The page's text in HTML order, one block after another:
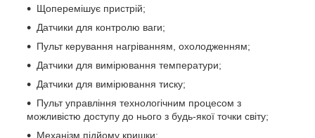
Щоперемішує пристрій;
Датчики для контролю ваги;
Пульт керування нагріванням, охолодженням;
Датчики для вимірювання температури;
Датчики для вимірювання тиску;
Пульт управління технологічним процесом з
можливістю доступу до нього з будь-якої точки світу;
Механізм підйому кришки;